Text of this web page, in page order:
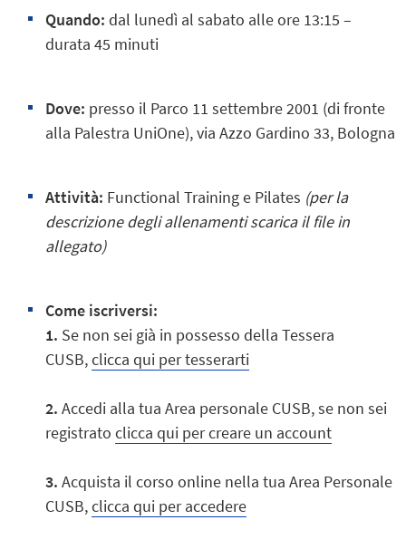
Quando: dal lunedì al sabato alle ore 13:15 –
durata 45 minuti
Dove: presso il Parco 11 settembre 2001 (di fronte
alla Palestra UniOne), via Azzo Gardino 33, Bologna
Attività: Functional Training e Pilates (per la
descrizione degli allenamenti scarica il file in
allegato)
Come iscriversi:
1. Se non sei già in possesso della Tessera
CUSB,clicca qui per tesserarti
2. Accedi alla tua Area personale CUSB, se non sei
registrato clicca qui per creare un account
3. Acquista il corso online nella tua Area Personale
CUSB,clicca qui per accedere